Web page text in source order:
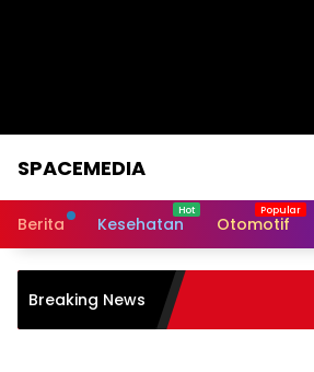
SPACEMEDIA
Berita Kesehatan Otomotif
Breaking News
Aktif
Sukses